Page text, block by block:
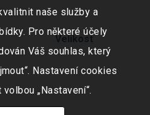
Velikost
naše služby a
Pro některé účely
Váš souhlas, který
Nastavení cookies
„Nastavení“.